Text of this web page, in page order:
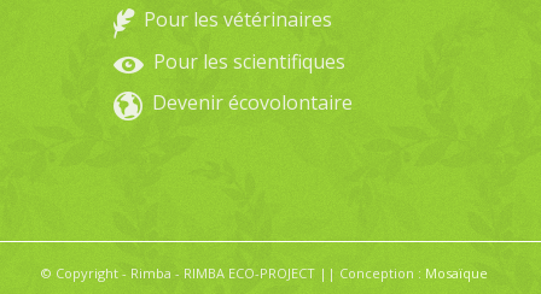
Pour les vétérinaires
Pour les scientifiques
Devenir écovolontaire
© Copyright - Rimba - RIMBA ECO-PROJECT || Conception : Mosaïque